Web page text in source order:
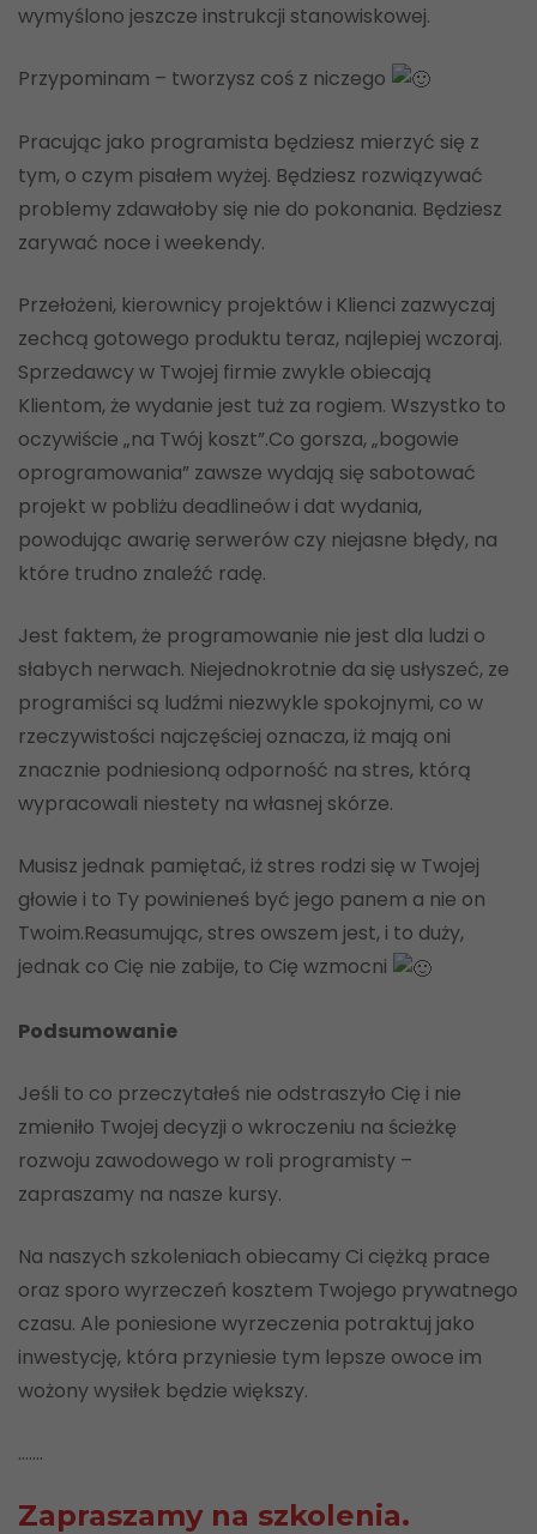
wymyślono jeszcze instrukcji stanowiskowej.
Przypominam – tworzysz coś z niczego
Pracując jako programista będziesz mierzyć się z
tym, o czym pisałem wyżej. Będziesz rozwiązywać
problemy zdawałoby się nie do pokonania. Będziesz
zarywać noce i weekendy.
Przełożeni, kierownicy projektów i Klienci zazwyczaj
zechcą gotowego produktu teraz, najlepiej wczoraj.
Sprzedawcy w Twojej firmie zwykle obiecają
Klientom, że wydanie jest tuż za rogiem. Wszystko to
oczywiście „na Twój koszt”.Co gorsza, „bogowie
oprogramowania” zawsze wydają się sabotować
projekt w pobliżu deadlineów i dat wydania,
powodując awarię serwerów czy niejasne błędy, na
które trudno znaleźć radę.
Jest faktem, że programowanie nie jest dla ludzi o
słabych nerwach. Niejednokrotnie da się usłyszeć, ze
programiści są ludźmi niezwykle spokojnymi, co w
rzeczywistości najczęściej oznacza, iż mają oni
znacznie podniesioną odporność na stres, którą
wypracowali niestety na własnej skórze.
Musisz jednak pamiętać, iż stres rodzi się w Twojej
głowie i to Ty powinieneś być jego panem a nie on
Twoim.Reasumując, stres owszem jest, i to duży,
jednak co Cię nie zabije, to Cię wzmocni
Podsumowanie
Jeśli to co przeczytałeś nie odstraszyło Cię i nie
zmieniło Twojej decyzji o wkroczeniu na ścieżkę
rozwoju zawodowego w roli programisty –
zapraszamy na nasze kursy.
Na naszych szkoleniach obiecamy Ci ciężką prace
oraz sporo wyrzeczeń kosztem Twojego prywatnego
czasu. Ale poniesione wyrzeczenia potraktuj jako
inwestycję, która przyniesie tym lepsze owoce im
wożony wysiłek będzie większy.
…….
Zapraszamy na szkolenia.